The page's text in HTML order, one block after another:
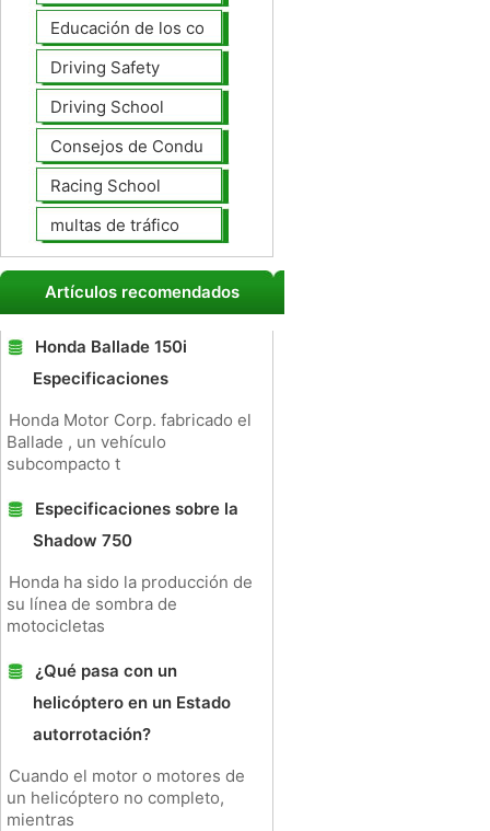
Educación de los conductores
Driving Safety
Driving School
Consejos de Conducción
Racing School
multas de tráfico
Artículos recomendados
Honda Ballade 150i
Especificaciones
Honda Motor Corp. fabricado el
Ballade , un vehículo
subcompacto t
Especificaciones sobre la
Shadow 750
Honda ha sido la producción de
su línea de sombra de
motocicletas
¿Qué pasa con un
helicóptero en un Estado
autorrotación?
Cuando el motor o motores de
un helicóptero no completo,
mientras